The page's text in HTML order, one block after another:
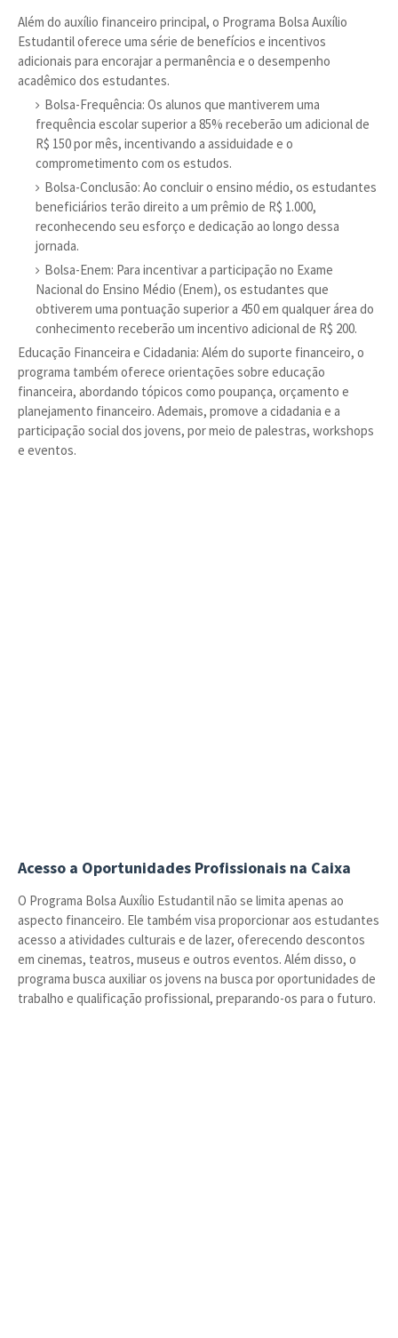
Além do auxílio financeiro principal, o Programa Bolsa Auxílio
Estudantil oferece uma série de benefícios e incentivos
adicionais para encorajar a permanência e o desempenho
acadêmico dos estudantes.
Bolsa-Frequência: Os alunos que mantiverem uma
frequência escolar superior a 85% receberão um adicional de
R$ 150 por mês, incentivando a assiduidade e o
comprometimento com os estudos.
Bolsa-Conclusão: Ao concluir o ensino médio, os estudantes
beneficiários terão direito a um prêmio de R$ 1.000,
reconhecendo seu esforço e dedicação ao longo dessa
jornada.
Bolsa-Enem: Para incentivar a participação no Exame
Nacional do Ensino Médio (Enem), os estudantes que
obtiverem uma pontuação superior a 450 em qualquer área do
conhecimento receberão um incentivo adicional de R$ 200.
Educação Financeira e Cidadania: Além do suporte financeiro, o
programa também oferece orientações sobre educação
financeira, abordando tópicos como poupança, orçamento e
planejamento financeiro. Ademais, promove a cidadania e a
participação social dos jovens, por meio de palestras, workshops
e eventos.
Acesso a Oportunidades Profissionais na Caixa
O Programa Bolsa Auxílio Estudantil não se limita apenas ao
aspecto financeiro. Ele também visa proporcionar aos estudantes
acesso a atividades culturais e de lazer, oferecendo descontos
em cinemas, teatros, museus e outros eventos. Além disso, o
programa busca auxiliar os jovens na busca por oportunidades de
trabalho e qualificação profissional, preparando-os para o futuro.